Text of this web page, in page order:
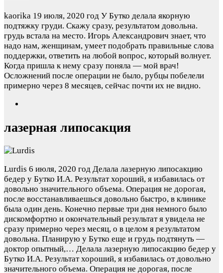
kaorika 19 июля, 2020 год У Бутко делала якорную
подтяжку груди. Скажу сразу, результатом довольна.
грудь встала на место. Игорь Александрович знает, что
надо нам, женщинам, умеет подобрать правильные слова
поддержки, ответить на любой вопрос, который волнует.
Когда пришла к нему сразу поняла — мой врач!
Осложнений после операции не было, рубцы побелели
примерно через 8 месяцев, сейчас почти их не видно.
лазерная липосакция
Lurdis 6 июля, 2020 год Делала лазерную липосакцию
бедер у Бутко И.А. Результат хороший, я избавилась от
довольно значительного объема. Операция не дорогая,
после восстанавливаешься довольно быстро, в клинике
была один день. Конечно первые три дня немного было
дискомфортно и окончательный результат я увидела не
сразу примерно через месяц, о в целом я результатом
довольна. Планирую у Бутко еще и грудь подтянуть —
доктор опытный,… Делала лазерную липосакцию бедер у
Бутко И.А. Результат хороший, я избавилась от довольно
значительного объема. Операция не дорогая, после